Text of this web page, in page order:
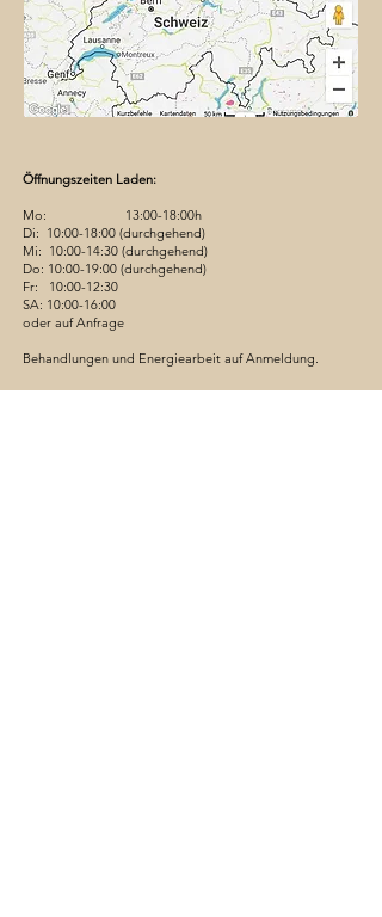
Öffnungszeiten Laden:
Mo: 13:00-18:00h
Di: 10:00-18:00 (durchgehend)
Mi: 10:00-14:30 (durchgehend)
Do: 10:00-19:00 (durchgehend)
Fr: 10:00-12:30
SA: 10:00-16:00
oder auf Anfrage
Behandlungen und Energiearbeit auf Anmeldung.